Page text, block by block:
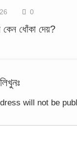
0
কেন ধোঁকা দেয়?
will not be